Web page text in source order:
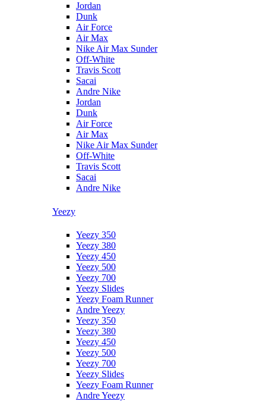
Jordan
Dunk
Air Force
Air Max
Nike Air Max Sunder
Off-White
Travis Scott
Sacai
Andre Nike
Jordan
Dunk
Air Force
Air Max
Nike Air Max Sunder
Off-White
Travis Scott
Sacai
Andre Nike
Yeezy
Yeezy 350
Yeezy 380
Yeezy 450
Yeezy 500
Yeezy 700
Yeezy Slides
Yeezy Foam Runner
Andre Yeezy
Yeezy 350
Yeezy 380
Yeezy 450
Yeezy 500
Yeezy 700
Yeezy Slides
Yeezy Foam Runner
Andre Yeezy